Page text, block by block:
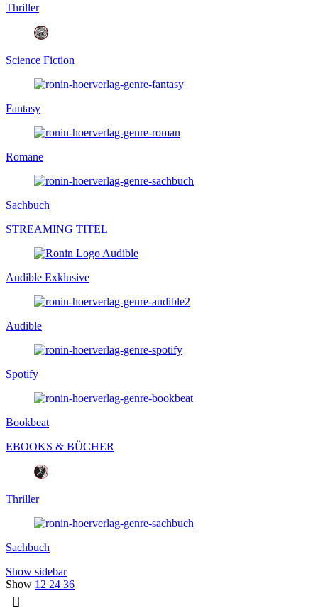
Thriller
Science Fiction
Fantasy
Romane
Sachbuch
STREAMING TITEL
Audible Exklusive
Audible
Spotify
Bookbeat
EBOOKS & BÜCHER
Thriller
Sachbuch
Show sidebar
Show 12 24 36